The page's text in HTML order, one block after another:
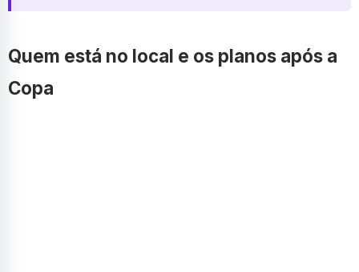
Quem está no local e os planos após a
Copa